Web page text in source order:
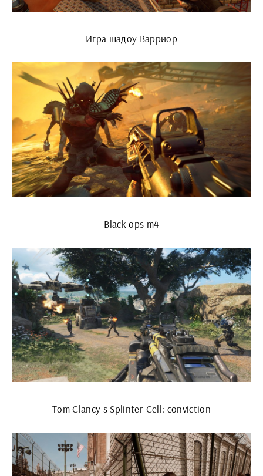
Игра шадоу Варриор
Black ops m4
Tom Clancy s Splinter Cell: conviction